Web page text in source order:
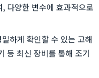
다양한 변수에 효과적으로
하게 확인할 수 있는 고해
등 최신 장비를 통해 조기